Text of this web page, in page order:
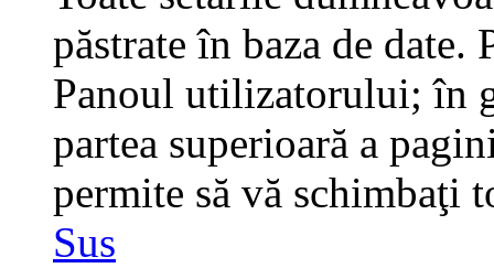
păstrate în baza de
Panoul utilizatorului; în
partea superioară a
permite să vă schimbaţi
Sus